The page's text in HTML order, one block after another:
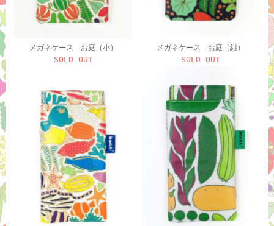
メガネケース お庭（小）
SOLD OUT
メガネケース お庭（紺）
SOLD OUT